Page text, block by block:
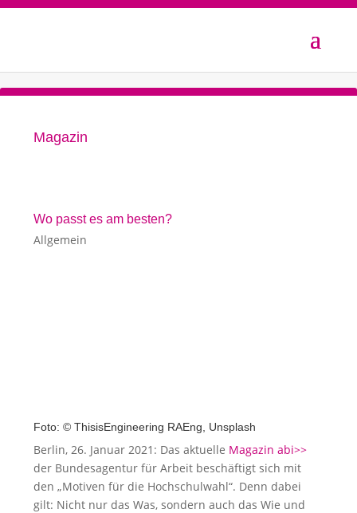
Magazin
Wo passt es am besten?
Allgemein
Foto: © ThisisEngineering RAEng, Unsplash
Berlin, 26. Januar 2021: Das aktuelle Magazin abi>>
der Bundesagentur für Arbeit beschäftigt sich mit
den „Motiven für die Hochschulwahl“. Denn dabei
gilt: Nicht nur das Was, sondern auch das Wie und